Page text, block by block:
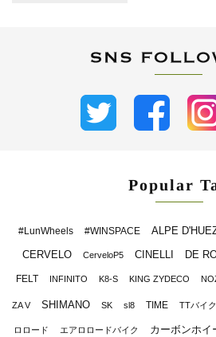
Popular
#LunWheels #WINSPACE ALPE
CERVELO CerveloP5 CINELLI DE
FELT INFINITO K8-S KING ZYDECO
ZA V SHIMANO SK sl8 TIME TTバイク
ロロード エアロロードバイク カーボンホイ